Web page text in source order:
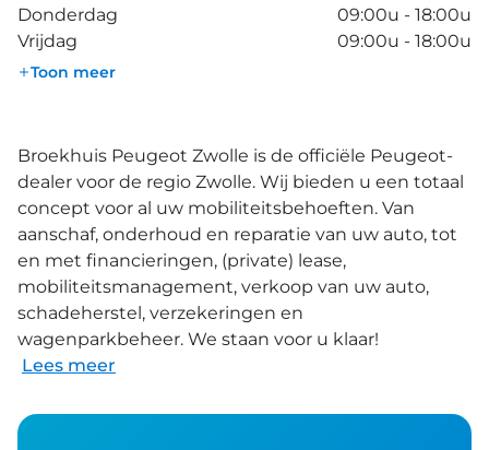
Donderdag
09:00u - 18:00u
Vrijdag
09:00u - 18:00u
Toon meer
Broekhuis Peugeot Zwolle is de officiële Peugeot-
dealer voor de regio Zwolle. Wij bieden u een totaal
concept voor al uw mobiliteitsbehoeften. Van
aanschaf, onderhoud en reparatie van uw auto, tot
en met financieringen, (private) lease,
mobiliteitsmanagement, verkoop van uw auto,
schadeherstel, verzekeringen en
wagenparkbeheer. We staan voor u klaar!
Lees meer